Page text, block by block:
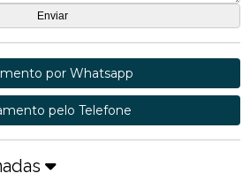
por Whatsapp
pelo Telefone